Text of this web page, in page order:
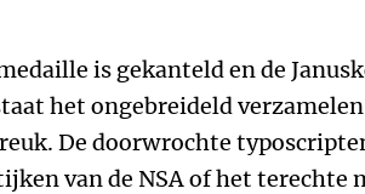
is gekanteld en de
het ongebreideld verzamelen
De doorwrochte
van de NSA of het terechte